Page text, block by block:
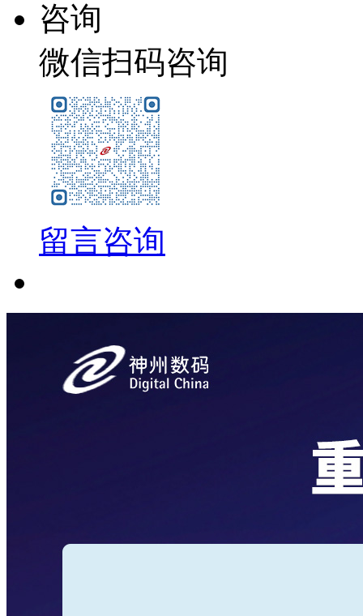
咨询
微信扫码咨询
留言咨询